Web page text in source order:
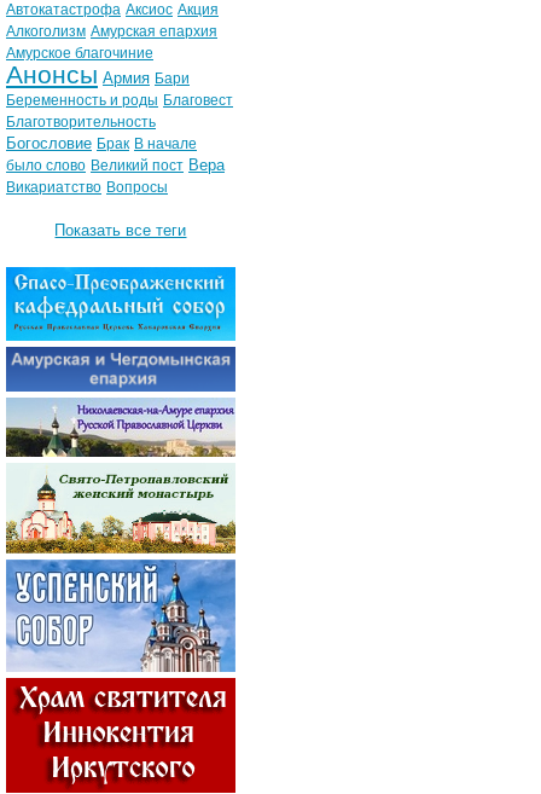
Автокатастрофа Аксиос Акция
Алкоголизм Амурская епархия
Амурское благочиние
Анонсы Армия Бари
Беременность и роды Благовест
Благотворительность
Богословие Брак В начале
было слово Великий пост Вера
Викариатство Вопросы
Показать все теги